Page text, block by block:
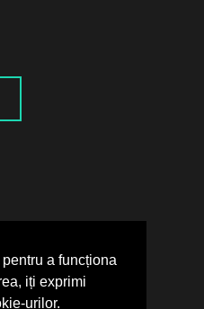
a funcționa
iți exprimi
urilor.